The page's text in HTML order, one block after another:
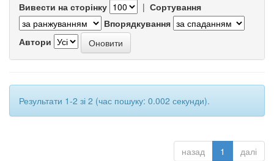
Вивести на сторінку | Сортування
Впорядкування
Автори
Результати 1-2 зі 2 (час пошуку: 0.002 секунди).
назад 1 далі